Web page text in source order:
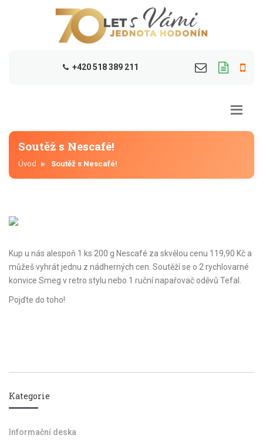
+420 518 389 211
Soutěž s Nescafé!
Úvod Soutěž s Nescafé!
Kup u nás alespoň 1 ks 200 g Nescafé za skvělou cenu 119,90 Kč a
můžeš vyhrát jednu z nádherných cen. Soutěží se o 2 rychlovarné
konvice Smeg v retro stylu nebo 1 ruční napařovač oděvů Tefal.
Pojďte do toho!
Kategorie
Informační deska